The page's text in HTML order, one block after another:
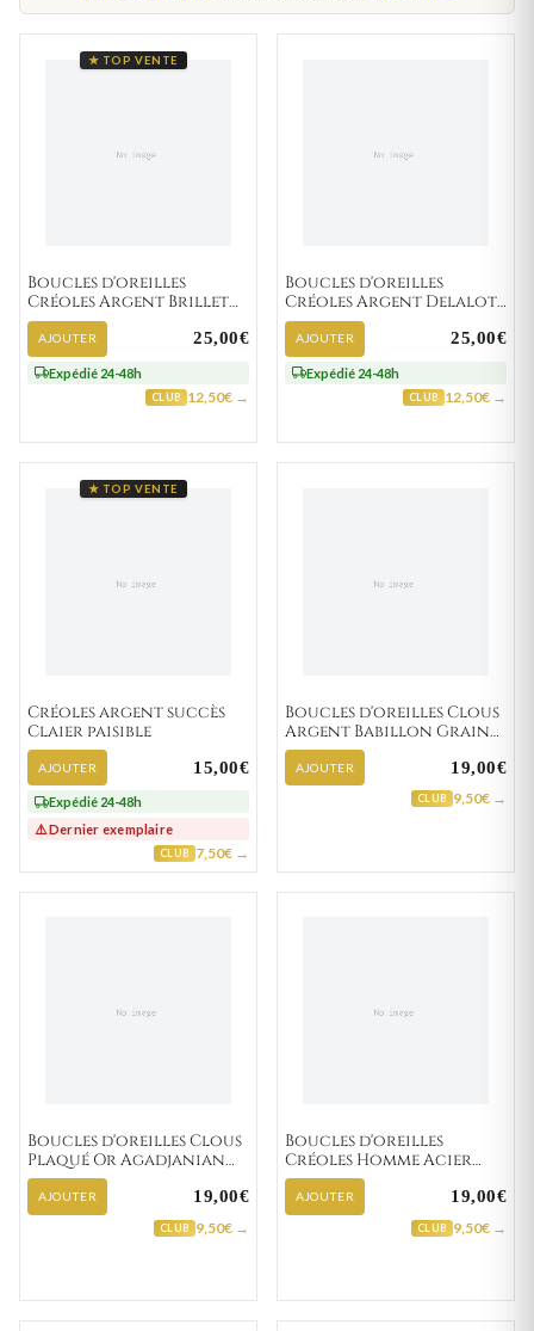
BOUCLES D'OREILLES ACIER FEMME
BOUCLES D'OREILLES SAPHIR FEMME
BOUCLES D'OREILLES ÉMERAUDE FEMME
BOUCLES D'OREILLES AMÉTHYSTE FEMME
BOUCLES D'OREILLES DIAMANT
BOUCLES D'OREILLES ARBRE DE VIE
BOUCLES D'OREILLES ÉTOILE FEMME
BOUCLES D'OREILLES PLUME FEMME
BOUCLES D'OREILLES ANIMAUX FEMME
★ TOP VENTE
Boucles d'oreilles
Créoles Argent Brillet
Texturé
AJOUTER 25,00€
Expédié 24-48h
CLUB 12,50€ →
Boucles d'oreilles
Créoles Argent Delalot
Texturé
AJOUTER 25,00€
Expédié 24-48h
CLUB 12,50€ →
★ TOP VENTE
Créoles argent succès
Claier paisible
AJOUTER 15,00€
Expédié 24-48h
⚠️ Dernier exemplaire
CLUB 7,50€ →
Boucles d'oreilles Clous
Argent Babillon Graine
de café
AJOUTER 19,00€
CLUB 9,50€ →
Boucles d'oreilles Clous
Plaqué Or Agadjanian
Diamètre 6mm
Zirconium
AJOUTER 19,00€
CLUB 9,50€ →
Boucles d'oreilles
Créoles Homme Acier
Florival IP noir
Diamètre 13mm
AJOUTER 19,00€
CLUB 9,50€ →